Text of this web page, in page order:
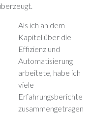
Als ich an dem
Kapitel über die
Effizienz und
Automatisierung
arbeitete, habe ich
viele
Erfahrungsberichte
zusammengetragen